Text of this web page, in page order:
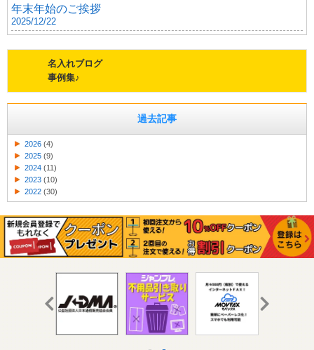
年末年始のご挨拶
2025/12/22
名入れブログ
事例集♪
過去記事
2026 (4)
2025 (9)
2024 (11)
2023 (10)
2022 (30)